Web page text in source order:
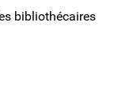
bibliothécaires